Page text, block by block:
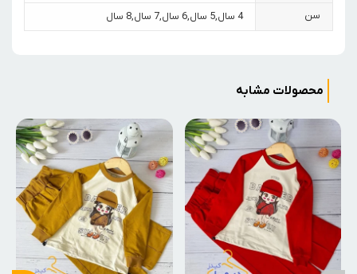
سن 4 سال ,5 سال ,6 سال ,7 سال ,8 سال
محصولات مشابه